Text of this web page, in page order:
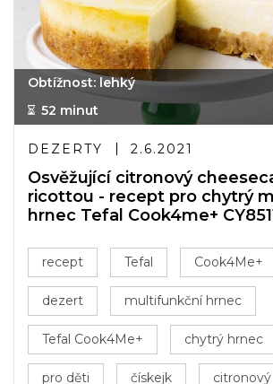
Obtížnost: lehký
52 minut
DEZERTY 2.6.2021
Osvěžující citronový
ricottou - recept pro chytrý
hrnec Tefal Cook4me+
recept Tefal Cook4Me+
dezert multifunkční hrnec
Tefal Cook4Me+ chytrý hrnec
pro děti čískejk citronový